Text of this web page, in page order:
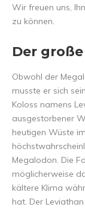
Wir freuen uns,
zu können.
Der
Obwohl der
musste er sich
Koloss namens
ausgestorbener
heutigen Wüste
Megalodon. Die
möglicherweise
kältere Klima
hat. Der